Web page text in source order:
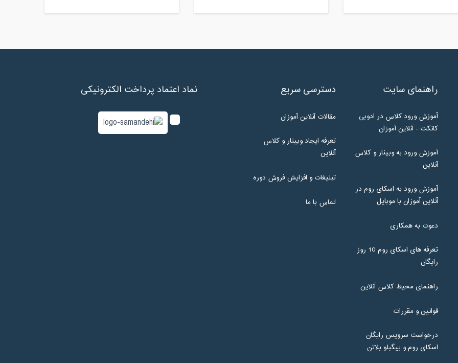
راهنمای سایت
آموزش ورود کلاس در ادوبی
کانکت - آنلاین آموزان
آموزش ورود به وبینار و کلاس
آنلاین
آموزش ورود به اسکای روم در
آنلاین آموزان با موبایل
دعوت به همکاری
تعرفه های اسکای روم 10 روز
رایگان
راهنمای محیط کلاس آنلاین
قوانین و مقررات
درخواست سرویس رایگان
اسکای روم و بیگبلو بلاتن
دسترسی سریع
مقالات آنلاین آموزان
تعرفه ایجاد وبینار و کلاس
آنلاین
تبلیغات و افزایش فروش دوره
تماس با ما
نماد اعتماد پرداخت الکترونیکی